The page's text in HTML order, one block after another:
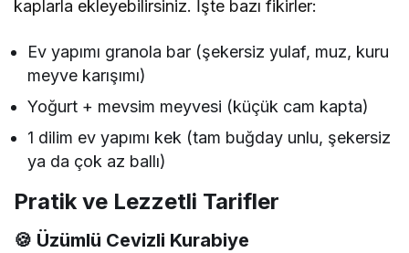
kaplarla ekleyebilirsiniz. İşte bazı fikirler:
Ev yapımı granola bar (şekersiz yulaf, muz, kuru
meyve karışımı)
Yoğurt + mevsim meyvesi (küçük cam kapta)
1 dilim ev yapımı kek (tam buğday unlu, şekersiz
ya da çok az ballı)
Pratik ve Lezzetli Tarifler
🍪 Üzümlü Cevizli Kurabiye